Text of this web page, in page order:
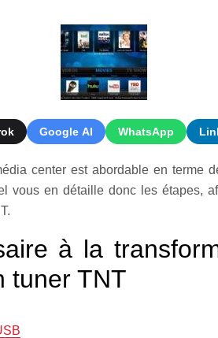
Google AI WhatsApp
center est abordable en terme
vous en détaille donc les étapes,
à la
tuner TNT